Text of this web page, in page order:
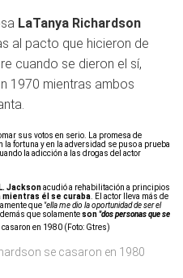
LaTanya Richardson
al pacto que hicieron de
cuando se dieron el sí,
1970 mientras ambos
sus votos en serio.
La promesa de
la fortuna y en la adversidad se puso a prueba
la adicción a las drogas del actor
Jacksonacudió a rehabilitación a principios
mientras él se curaba . El actor lleva más de
que "ella me dio la oportunidad de ser el
que solamenteson"dos personas que se
se casaron en 1980